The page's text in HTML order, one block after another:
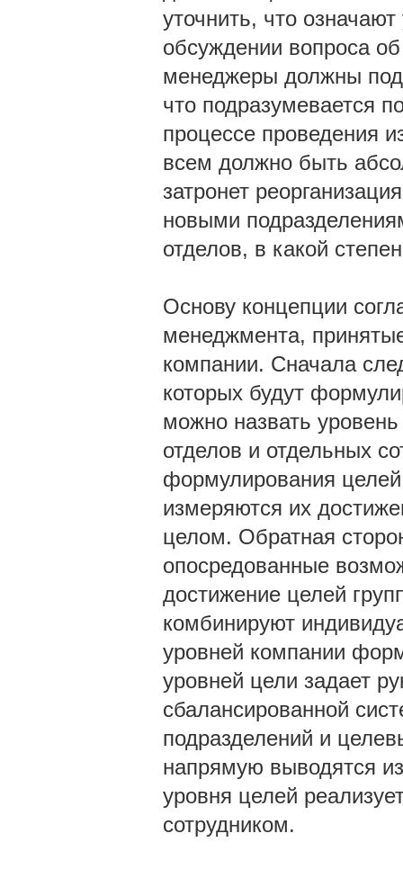
уточнить, что
обсуждении вопроса
менеджеры должны
что подразумевается
процессе проведения
всем должно быть
затронет
новыми
отделов, в какой
Основу концепции
менеджмента,
компании. Сначала
которых будут
можно назвать
отделов и отдельных
формулирования
измеряются их
целом. Обратная
опосредованные
достижение целей
комбинируют
уровней компании
уровней цели задает
сбалансированной
подразделений и
напрямую выводятся
уровня целей
сотрудником.